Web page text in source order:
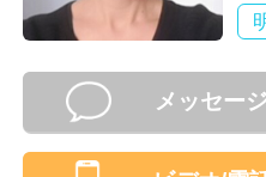
メッセー